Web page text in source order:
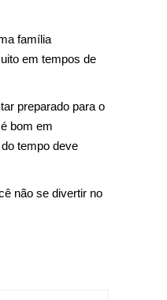
família
em tempos de
preparado para o
bom em
tempo deve
não se divertir no